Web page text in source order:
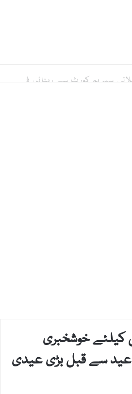
کیلئے خوشخبری
سے قبل بڑی عیدی